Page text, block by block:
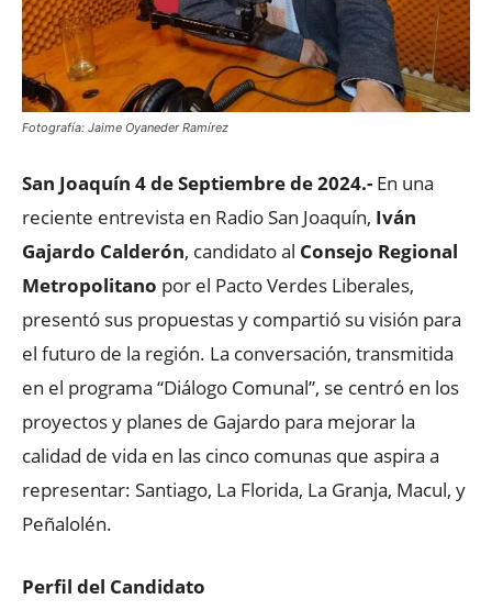
Fotografía: Jaime Oyaneder Ramírez
San Joaquín 4 de Septiembre de 2024.- En una
reciente entrevista en Radio San Joaquín, Iván
Gajardo Calderón, candidato al Consejo Regional
Metropolitano por el Pacto Verdes Liberales,
presentó sus propuestas y compartió su visión para
el futuro de la región. La conversación, transmitida
en el programa “Diálogo Comunal”, se centró en los
proyectos y planes de Gajardo para mejorar la
calidad de vida en las cinco comunas que aspira a
representar: Santiago, La Florida, La Granja, Macul, y
Peñalolén.
Perfil del Candidato